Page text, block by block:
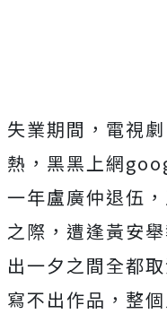
失業期間，電視
熱，黑黑上網
一年盧廣仲退伍
之際，遭逢黃安
出一夕之間全都
寫不出作品，整